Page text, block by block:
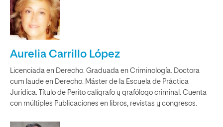
Aurelia Carrillo López
Licenciada en Derecho. Graduada en Criminología. Doctora
cum laude en Derecho. Máster de la Escuela de Práctica
Jurídica. Título de Perito calígrafo y grafólogo criminal. Cuenta
con múltiples Publicaciones en libros, revistas y congresos.